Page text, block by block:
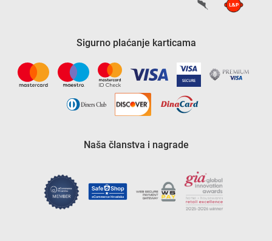
Sigurno plaćanje karticama
Naša članstva i nagrade